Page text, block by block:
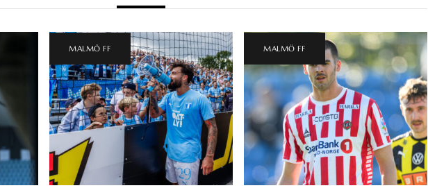
MALMÖ FF MALMÖ FF